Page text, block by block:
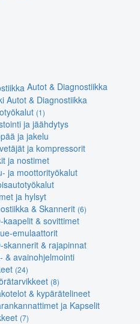
Autot & Diagnostiikka
Autot & Diagnostiikka
(1)
ja jäähdytys
ja jakelu
ja kompressorit
ja nostimet
ja moottorityökalut
ja hylsyt
& Skannerit (6)
kaapelit & sovittimet
emulaattorit
skannerit & rajapinnat
& avainohjelmointi
(24)
(8)
& kypärätelineet
ja Kapselit
(7)